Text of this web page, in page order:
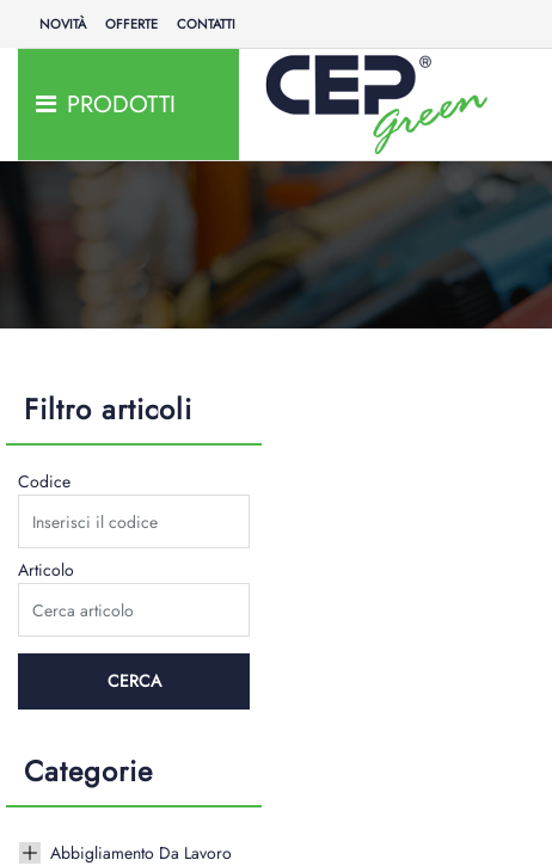
NOVITÀ OFFERTE CONTATTI
PRODOTTI
Filtro articoli
Codice
Articolo
Categorie
Abbigliamento Da Lavoro